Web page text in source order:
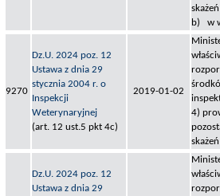
b) w
9270
Dz.U. 2024 poz. 12
Ustawa z dnia 29
stycznia 2004 r. o
Inspekcji
Weterynaryjnej
(art. 12 ust.5 pkt 4c)
2019-01-02
4)
Dz.U. 2024 poz. 12
Ustawa z dnia 29